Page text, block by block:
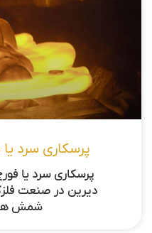
پرسکاری سرد
پرسکاری سرد یا
دیرین در صنعت
شمش